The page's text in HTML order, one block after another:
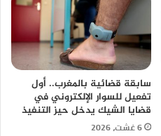
سابقة قضائية بالمغرب.. أول
تفعيل للسوار الإلكتروني في
قضايا الشيك يدخل حيز التنفيذ
6 غشت، 2026